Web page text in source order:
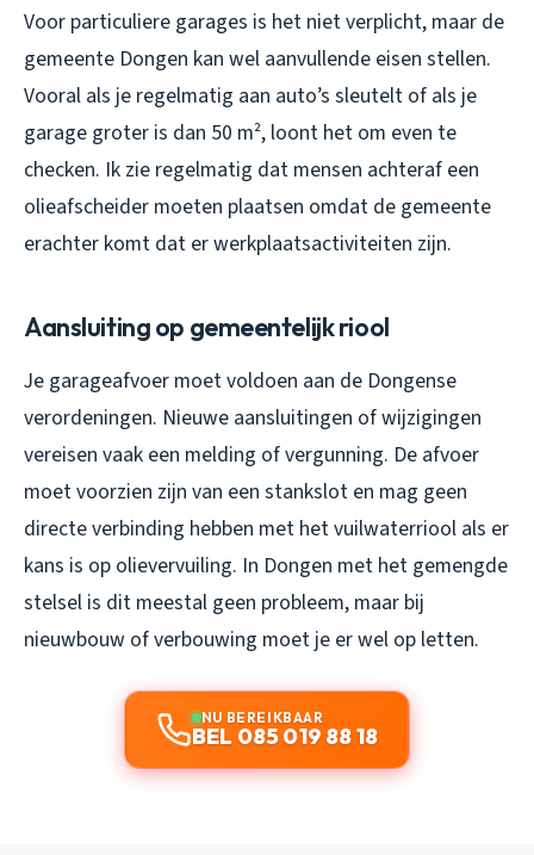
Voor particuliere garages is het niet verplicht, maar de
gemeente Dongen kan wel aanvullende eisen stellen.
Vooral als je regelmatig aan auto’s sleutelt of als je
garage groter is dan 50 m², loont het om even te
checken. Ik zie regelmatig dat mensen achteraf een
olieafscheider moeten plaatsen omdat de gemeente
erachter komt dat er werkplaatsactiviteiten zijn.
Aansluiting op gemeentelijk riool
Je garageafvoer moet voldoen aan de Dongense
verordeningen. Nieuwe aansluitingen of wijzigingen
vereisen vaak een melding of vergunning. De afvoer
moet voorzien zijn van een stankslot en mag geen
directe verbinding hebben met het vuilwaterriool als er
kans is op olievervuiling. In Dongen met het gemengde
stelsel is dit meestal geen probleem, maar bij
nieuwbouw of verbouwing moet je er wel op letten.
NU BEREIKBAAR
BEL 085 019 88 18